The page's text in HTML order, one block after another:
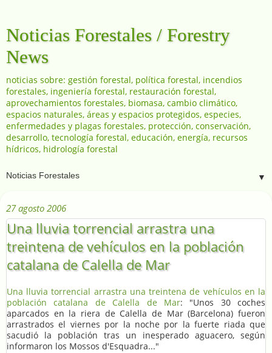
Noticias Forestales / Forestry
News
noticias sobre: gestión forestal, política forestal, incendios
forestales, ingeniería forestal, restauración forestal,
aprovechamientos forestales, biomasa, cambio climático,
espacios naturales, áreas y espacios protegidos, especies,
enfermedades y plagas forestales, protección, conservación,
desarrollo, tecnología forestal, educación, energía, recursos
hídricos, hidrología forestal
▼
27 agosto 2006
Una lluvia torrencial arrastra una
treintena de vehículos en la población
catalana de Calella de Mar
Una lluvia torrencial arrastra una treintena de vehículos en la
población catalana de Calella de Mar: "Unos 30 coches
aparcados en la riera de Calella de Mar (Barcelona) fueron
arrastrados el viernes por la noche por la fuerte riada que
sacudió la población tras un inesperado aguacero, según
informaron los Mossos d'Esquadra..."